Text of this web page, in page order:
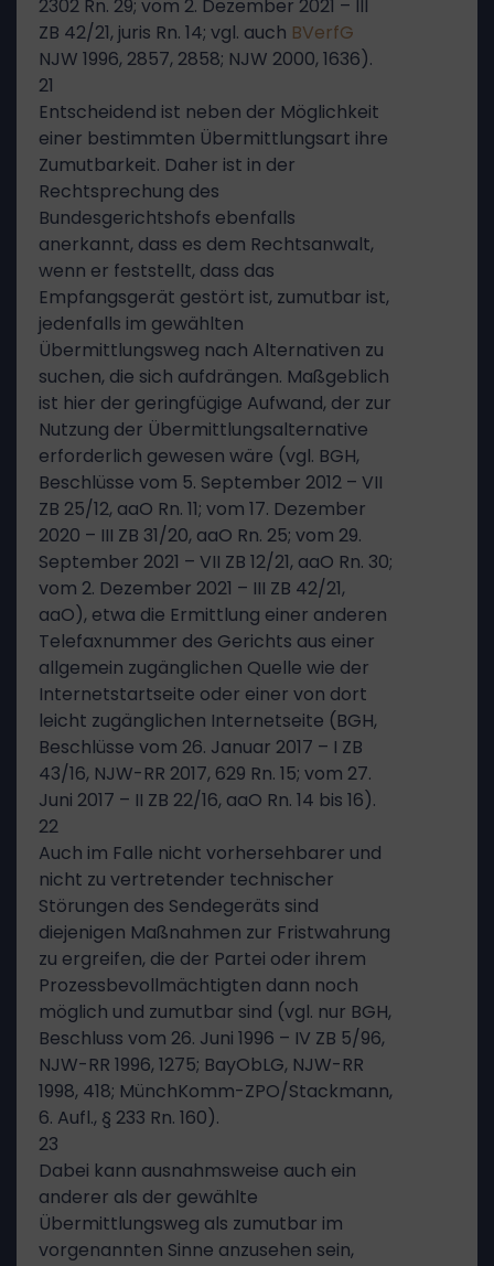
2302 Rn. 29; vom 2. Dezember 2021 – III
ZB 42/21, juris Rn. 14; vgl. auch BVerfG
NJW 1996, 2857, 2858; NJW 2000, 1636).
21
Entscheidend ist neben der Möglichkeit
einer bestimmten Übermittlungsart ihre
Zumutbarkeit. Daher ist in der
Rechtsprechung des
Bundesgerichtshofs ebenfalls
anerkannt, dass es dem Rechtsanwalt,
wenn er feststellt, dass das
Empfangsgerät gestört ist, zumutbar ist,
jedenfalls im gewählten
Übermittlungsweg nach Alternativen zu
suchen, die sich aufdrängen. Maßgeblich
ist hier der geringfügige Aufwand, der zur
Nutzung der Übermittlungsalternative
erforderlich gewesen wäre (vgl. BGH,
Beschlüsse vom 5. September 2012 – VII
ZB 25/12, aaO Rn. 11; vom 17. Dezember
2020 – III ZB 31/20, aaO Rn. 25; vom 29.
September 2021 – VII ZB 12/21, aaO Rn. 30;
vom 2. Dezember 2021 – III ZB 42/21,
aaO), etwa die Ermittlung einer anderen
Telefaxnummer des Gerichts aus einer
allgemein zugänglichen Quelle wie der
Internetstartseite oder einer von dort
leicht zugänglichen Internetseite (BGH,
Beschlüsse vom 26. Januar 2017 – I ZB
43/16, NJW-RR 2017, 629 Rn. 15; vom 27.
Juni 2017 – II ZB 22/16, aaO Rn. 14 bis 16).
22
Auch im Falle nicht vorhersehbarer und
nicht zu vertretender technischer
Störungen des Sendegeräts sind
diejenigen Maßnahmen zur Fristwahrung
zu ergreifen, die der Partei oder ihrem
Prozessbevollmächtigten dann noch
möglich und zumutbar sind (vgl. nur BGH,
Beschluss vom 26. Juni 1996 – IV ZB 5/96,
NJW-RR 1996, 1275; BayObLG, NJW-RR
1998, 418; MünchKomm-ZPO/Stackmann,
6. Aufl., § 233 Rn. 160).
23
Dabei kann ausnahmsweise auch ein
anderer als der gewählte
Übermittlungsweg als zumutbar im
vorgenannten Sinne anzusehen sein,